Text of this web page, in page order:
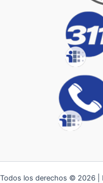
Todos los derechos © 2026 |